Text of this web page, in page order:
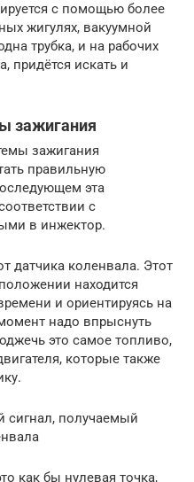
с помощью более
жигулях, вакуумной
трубка, и на рабочих
придётся искать и
зажигания
зажигания
правильную
эта
с
в инжектор.
датчика коленвала. Этот
находится
и ориентируясь на
надо впрыснуть
это самое топливо,
которые также
сигнал, получаемый
как бы нулевая точка,